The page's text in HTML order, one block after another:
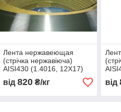
Лента нержавеющая
(стрічка нержавіюча)
AISI430 (1.4016, 12Х17)
мякгая 400 х 0,05
від 820₴/кг від